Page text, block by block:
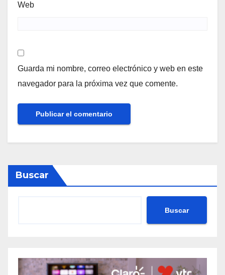
Web
Guarda mi nombre, correo electrónico y web en este
navegador para la próxima vez que comente.
Buscar
Buscar